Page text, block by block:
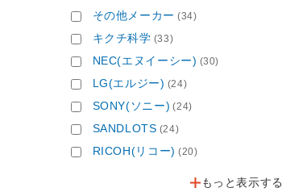
その他メーカー (34)
キクチ科学 (33)
NEC(エヌイーシー) (30)
LG(エルジー) (24)
SONY(ソニー) (24)
SANDLOTS (24)
RICOH(リコー) (20)
もっと表示する